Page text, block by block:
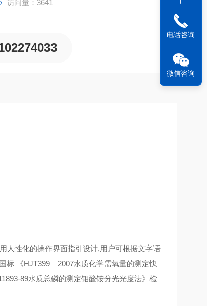
访问量：3641
人性化的操作界面指引设计,用户可根据文字语
标 《HJT399—2007水质化学需氧量的测定快
89水质总磷的测定钼酸铵分光光度法》检
电话咨询
微信咨询